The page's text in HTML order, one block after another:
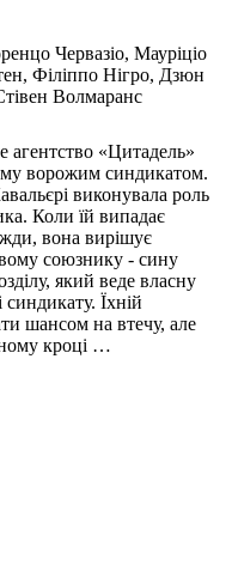
Червазіо, Мауріціо
Філіппо Нігро, Дзюн
Волмаранс
агентство «Цитадель»
ворожим синдикатом.
виконувала роль
Коли їй випадає
вона вирішує
союзнику - сину
який веде власну
синдикату. Їхній
шансом на втечу, але
кроці …